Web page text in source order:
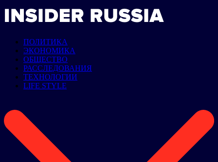
ПОЛИТИКА
ЭКОНОМИКА
ОБЩЕСТВО
РАССЛЕДОВАНИЯ
ТЕХНОЛОГИИ
LIFE STYLE